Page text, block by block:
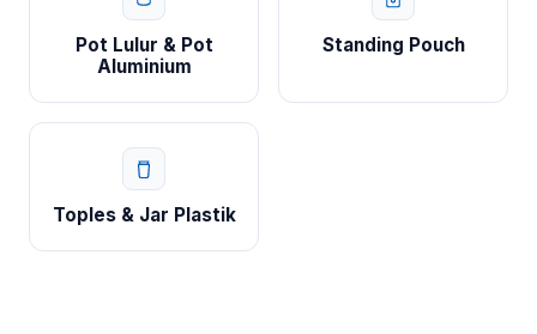
Pot Lulur & Pot
Aluminium
Standing Pouch
Toples & Jar Plastik